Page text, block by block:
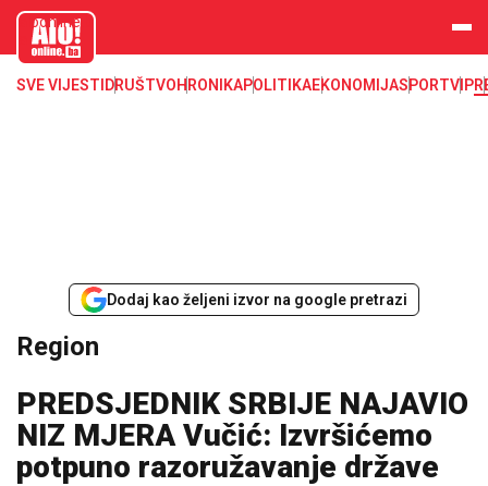
aloonline.b
SVE VIJESTI DRUŠTVOHRONIKAPOLITIKAEKONOMIJASPORTVIP
Dodaj kao željeni izvor na google pretrazi
Region
PREDSJEDNIK SRBIJE NAJAVIO
NIZ MJERA Vučić: Izvršićemo
potpuno razoružavanje države